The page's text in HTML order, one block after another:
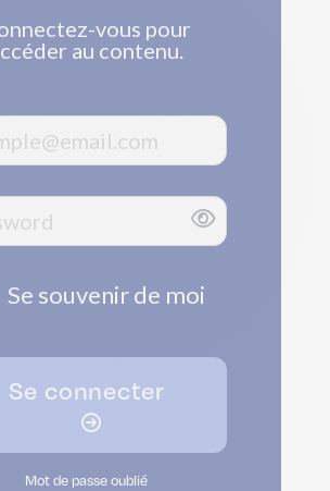
vous pour
au contenu.
Se souvenir de moi
Mot de passe oublié